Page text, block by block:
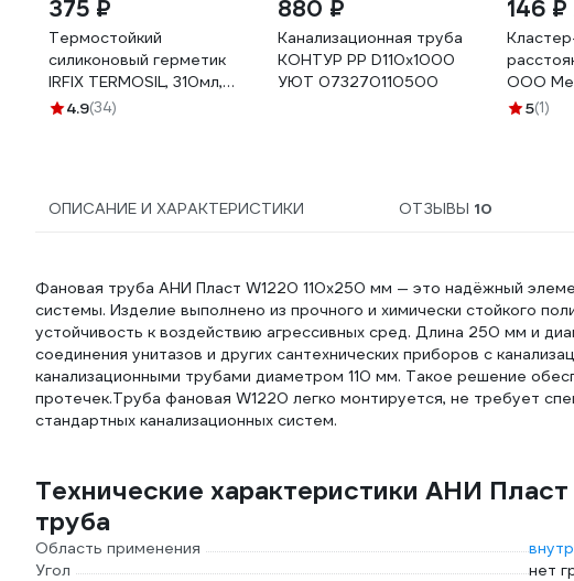
375 ₽
Термостойкий
силиконовый герметик
IRFIX TERMOSIL, 310мл,
красный, арт.
4.9(34)
880 ₽
Канализационная труба
КОНТУР РР D110x1000
УЮТ 073270110500
146 ₽
ООО
ПНД 110
5(1)
ОПИСАНИЕ И ХАРАКТЕРИСТИКИ ОТЗЫВЫ 10
Фановая труба АНИ Пласт W1220 110х250 мм — это надёжный
системы. Изделие выполнено из прочного и химически стойкого
устойчивость к воздействию агрессивных сред. Длина 250 мм и
соединения унитазов и других сантехнических приборов с
канализационными трубами диаметром 110 мм. Такое решение
протечек.Труба фановая W1220 легко монтируется, не требует
стандартных канализационных систем.
Технические характеристики АНИ
труба
Область применения
Угол
нет